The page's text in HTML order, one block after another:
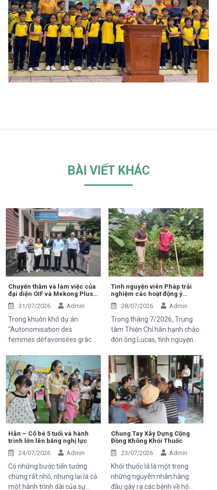
BÀI VIẾT KHÁC
Chuyến thăm và làm việc của
đại diện OIF và Mekong Plus
tại cộng đồng dự án
31/07/2026 Admin
Trong khuôn khổ dự án
“Autonomisation des
femmes défavorisées grâce
économique et à l'accès aux
soins de santé 2025–2028”,
Trung tâm Thiện Chí vinh dự
đón tiếp ông Kaloyan Kolev,
đại diện đơn vị tài trợ
Organisation internationale
de la Francophonie (OIF), và
ông Bernard Kervyn, đại diện
Mekong Plus, trong chuyến
công tác tại xã Tánh Linh, Bắc
Ruộng và Hàm Kiệm, tỉnh
Lâm Đồng.
Tình nguyện viên Pháp trải
nghiệm các hoạt động ý
nghĩa tại Trung tâm Thiện Chí
28/07/2026 Admin
Trong tháng 7/2026, Trung
tâm Thiện Chí hân hạnh chào
đón ông Lucas, tình nguyện
chuyến thăm và trải nghiệm
các hoạt động của dự án do
Mekong Plus tài trợ tại địa
phương.
Hân – Cô bé 5 tuổi và hành
trình lớn lên bằng nghị lực
24/07/2026
Admin
Có những bước tiến tưởng
chừng rất nhỏ, nhưng lại là cả
một hành trình dài của sự
Chung Tay Xây Dựng Cộng
Đồng Không Khói Thuốc
23/07/2026
Admin
Khói thuốc lá là một trong
những nguyên nhân hàng
đầu gây ra các bệnh về hô